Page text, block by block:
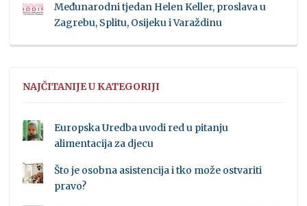
Međunarodni tjedan Helen Keller, proslava u
Zagrebu, Splitu, Osijeku i Varaždinu
NAJČITANIJE U KATEGORIJI
Europska Uredba uvodi red u pitanju
alimentacija za djecu
Što je osobna asistencija i tko može ostvariti
pravo?